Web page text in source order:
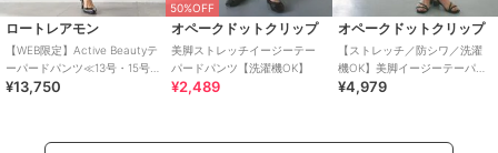
ロートレアモン
【WEB限定】Active Beautyテ
ーパードパンツ≪13号・15号
あり/洗濯機で洗える≫
¥13,750
50%OFF
オペークドットクリップ
美脚ストレッチイージーテー
パードパンツ【洗濯機OK】
¥2,489
オペークドットクリップ
【ストレッチ／防シワ／洗濯
機OK】美脚イージーテーパー
ドパンツ《SS～LL／5col／セ
¥4,979